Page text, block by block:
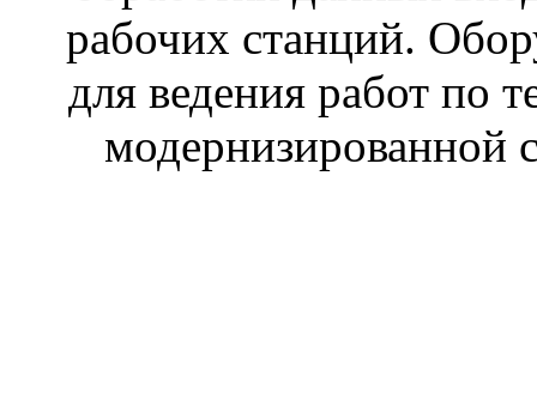
рабочих станций.
для ведения работ по
модернизированной